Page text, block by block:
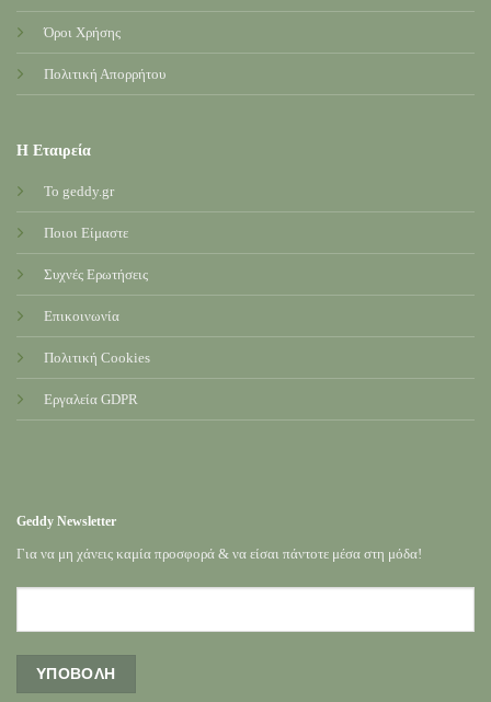
Όροι Χρήσης
Πολιτική Απορρήτου
Η Εταιρεία
Το geddy.gr
Ποιοι Είμαστε
Συχνές Ερωτήσεις
Επικοινωνία
Πολιτική Cookies
Εργαλεία GDPR
Geddy Newsletter
Για να μη χάνεις καμία προσφορά & να είσαι πάντοτε μέσα στη μόδα!